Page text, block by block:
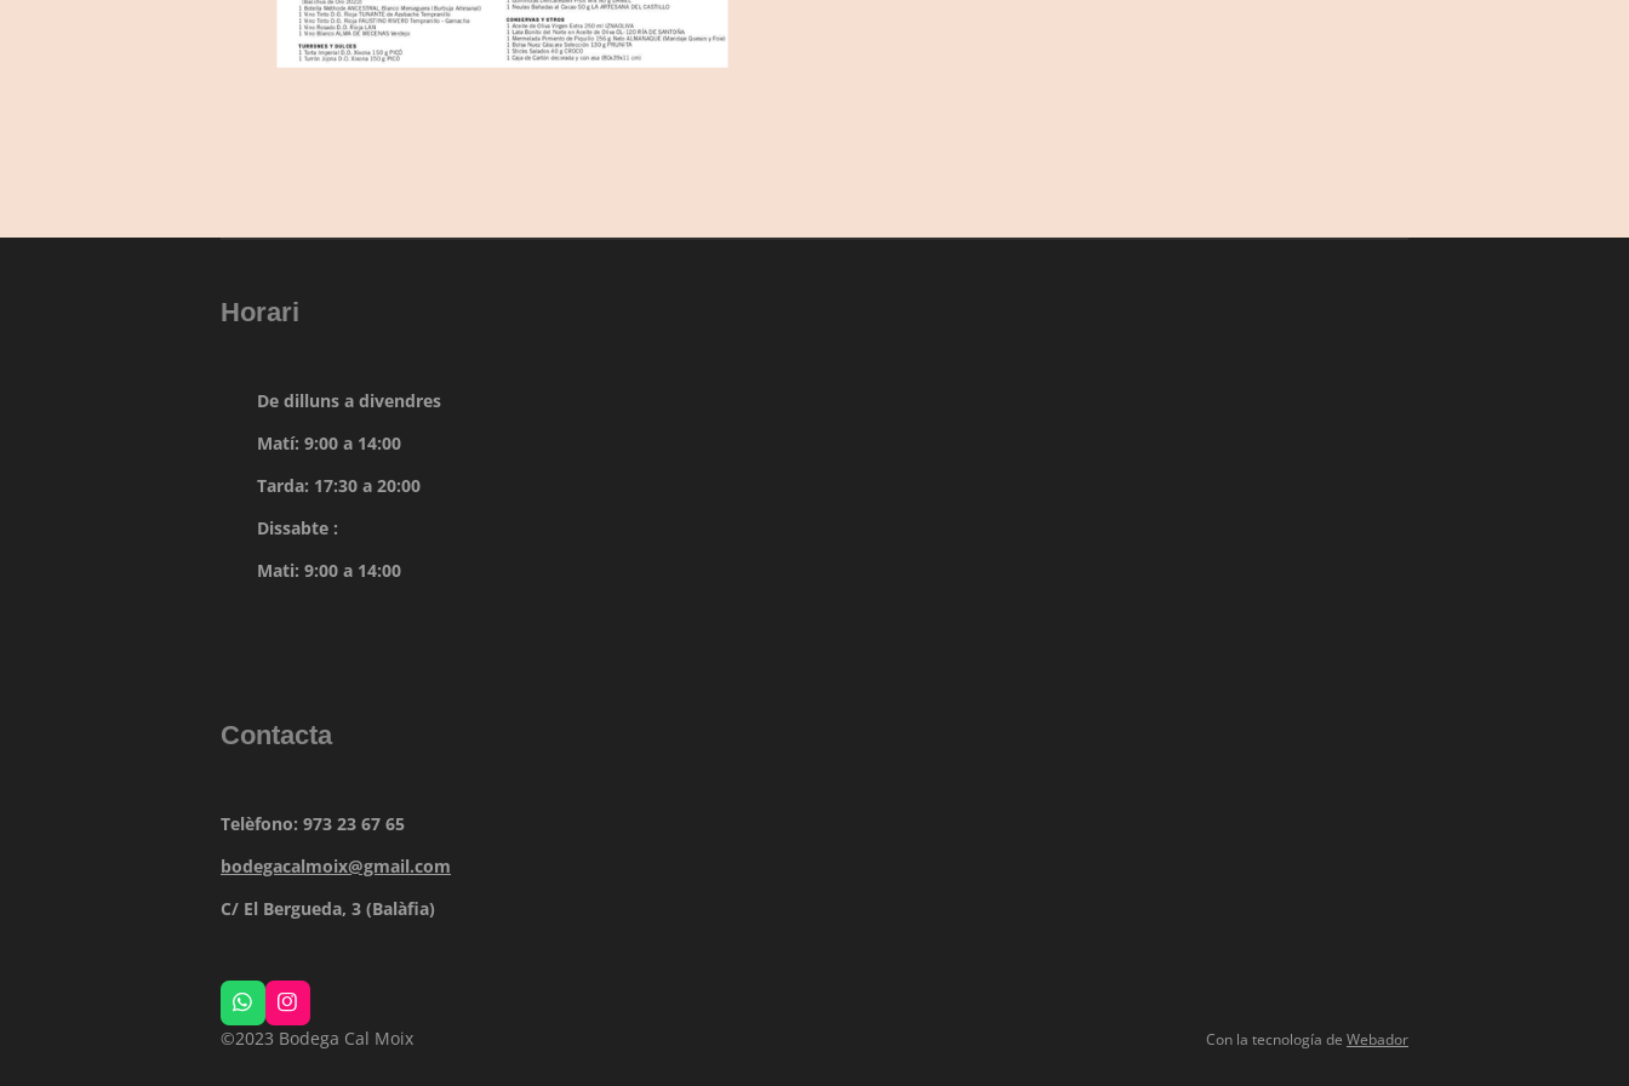
Horari
De dilluns a divendres
Matí: 9:00 a 14:00
Tarda: 17:30 a 20:00
Dissabte :
Mati: 9:00 a 14:00
Contacta
Telèfono: 973 23 67 65
bodegacalmoix@gmail.com
C/ El Bergueda, 3 (Balàfia)
W
h
a
I
n
s
©2023 Bodega Cal Moix Con la tecnología de Webador